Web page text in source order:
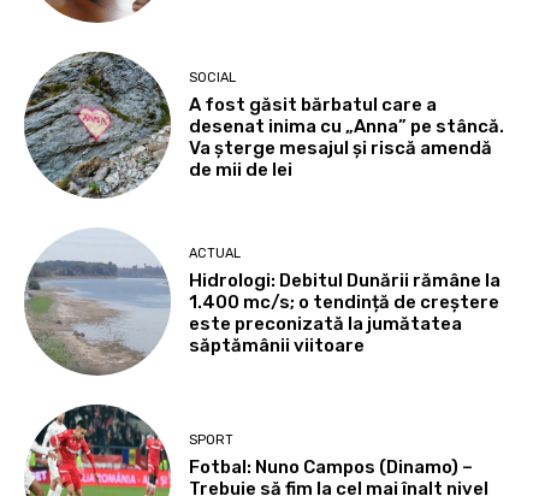
SOCIAL
A fost găsit bărbatul care a
desenat inima cu „Anna” pe stâncă.
Va șterge mesajul și riscă amendă
de mii de lei
ACTUAL
Hidrologi: Debitul Dunării rămâne la
1.400 mc/s; o tendință de creștere
este preconizată la jumătatea
săptămânii viitoare
SPORT
Fotbal: Nuno Campos (Dinamo) –
Trebuie să fim la cel mai înalt nivel